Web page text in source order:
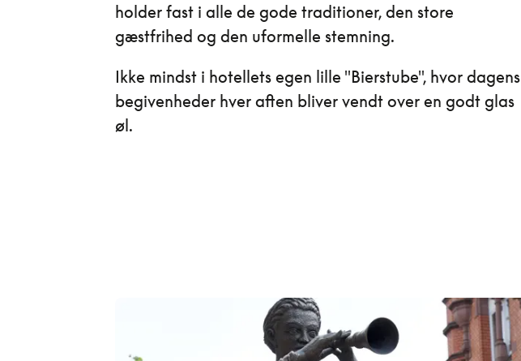
holder fast i alle de gode traditioner, den store
gæstfrihed og den uformelle stemning.
Ikke mindst i hotellets egen lille "Bierstube", hvor dagens
begivenheder hver aften bliver vendt over en godt glas
øl.